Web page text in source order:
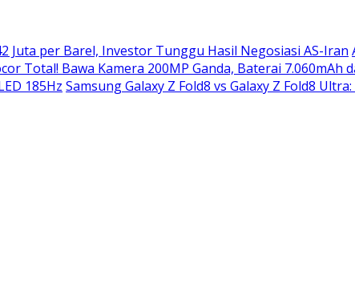
Juta per Barel, Investor Tunggu Hasil Negosiasi AS-Iran
Total! Bawa Kamera 200MP Ganda, Baterai 7.060mAh
185Hz Samsung Galaxy Z Fold8 vs Galaxy Z Fold8